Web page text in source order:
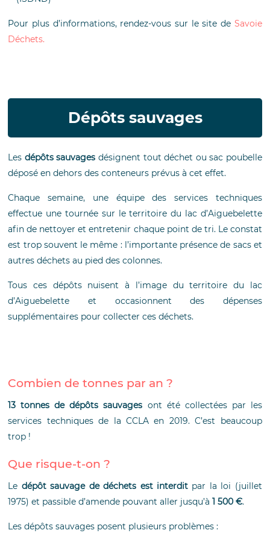
Pour plus d’informations, rendez-vous sur le site de Savoie
Déchets.
Dépôts sauvages
Les dépôts sauvages désignent tout déchet ou sac poubelle
déposé en dehors des conteneurs prévus à cet effet.
Chaque semaine, une équipe des services techniques
effectue une tournée sur le territoire du lac d’Aiguebelette
afin de nettoyer et entretenir chaque point de tri. Le constat
est trop souvent le même : l’importante présence de sacs et
autres déchets au pied des colonnes.
Tous ces dépôts nuisent à l’image du territoire du lac
d’Aiguebelette et occasionnent des dépenses
supplémentaires pour collecter ces déchets.
Combien de tonnes par an ?
13 tonnes de dépôts sauvages ont été collectées par les
services techniques de la CCLA en 2019. C’est beaucoup
trop !
Que risque-t-on ?
Le dépôt sauvage de déchets est interditpar la loi (juillet
1975) et passible d’amende pouvant aller jusqu’à1 500 €.
Les dépôts sauvages posent plusieurs problèmes :